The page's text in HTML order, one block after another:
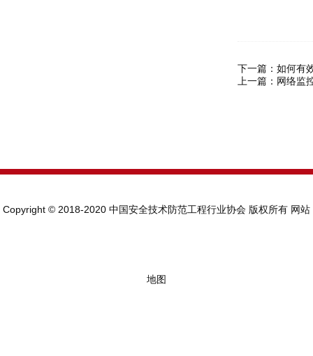
下一篇： 如何有
上一篇： 网络监
Copyright © 2018-2020 中国安全技术防范工程行业协会 版权所有 网站
地图